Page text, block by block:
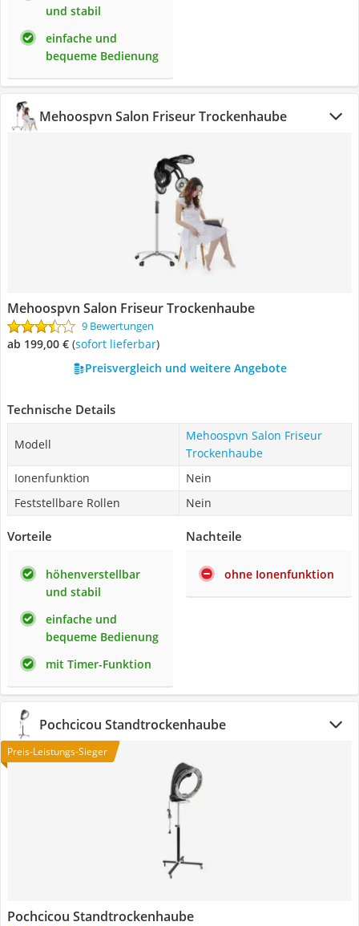
und stabil
einfache und
bequeme Bedienung
Mehoospvn Salon Friseur Trockenhaube
Mehoospvn Salon Friseur Trockenhaube
9 Bewertungen
ab 199,00 € ( Sofort lieferbar)
Preisvergleich und weitere Angebote
Technische Details
Modell
Mehoospvn Salon Friseur
Trockenhaube
Ionenfunktion
Nein
Feststellbare Rollen
Nein
Vorteile
höhenverstellbar
und stabil
einfache und
bequeme Bedienung
mit Timer-Funktion
Nachteile
ohne Ionenfunktion
Pochcicou Standtrockenhaube
Preis-Leistungs-Sieger
Pochcicou Standtrockenhaube